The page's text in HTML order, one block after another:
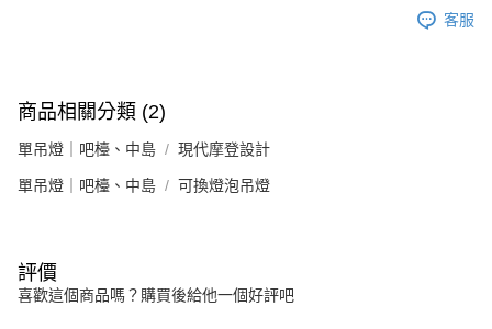
客服
商品相關分類 (2)
單吊燈｜吧檯、中島 現代摩登設計
單吊燈｜吧檯、中島 可換燈泡吊燈
評價
喜歡這個商品嗎？購買後給他一個好評吧